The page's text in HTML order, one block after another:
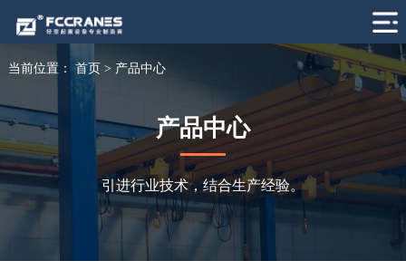
当前位置： 首页 > 产品中心
产品中心
引进行业技术，结合生产经验。